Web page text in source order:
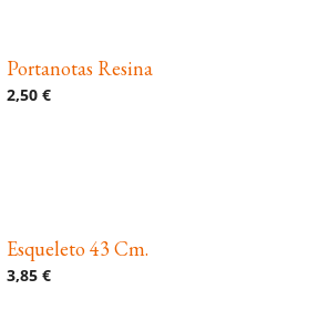
Portanotas Resina
2,50 €
Esqueleto 43 Cm.
3,85 €